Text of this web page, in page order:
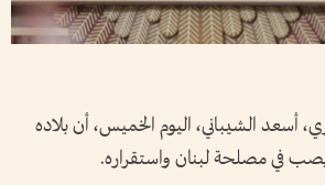
أسعد الشيباني، اليوم الخميس، أن بلاده
في مصلحة لبنان واستقراره.